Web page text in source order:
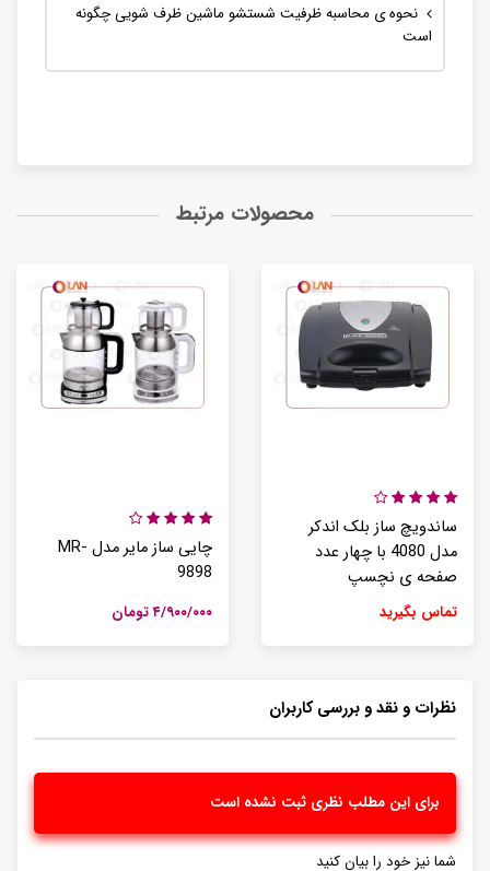
نحوه ی محاسبه ظرفیت شستشو ماشین ظرف شویی چگونه
است
محصولات مرتبط
چایی ساز مایر مدل MR-
9898
۴/۹۰۰/۰۰۰ تومان
ساندویچ ساز بلک اندکر
مدل 4080 با چهار عدد
صفحه ی نچسپ
تماس بگیرید
نظرات و نقد و بررسی کاربران
برای این مطلب نظری ثبت نشده است
شما نیز خود را بیان کنید